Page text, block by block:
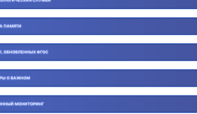
ПАМЯТИ
ОБНОВЛЕННЫХ ФГОС
О ВАЖНОМ
МОНИТОРИНГ